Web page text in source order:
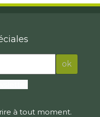
à tout moment.